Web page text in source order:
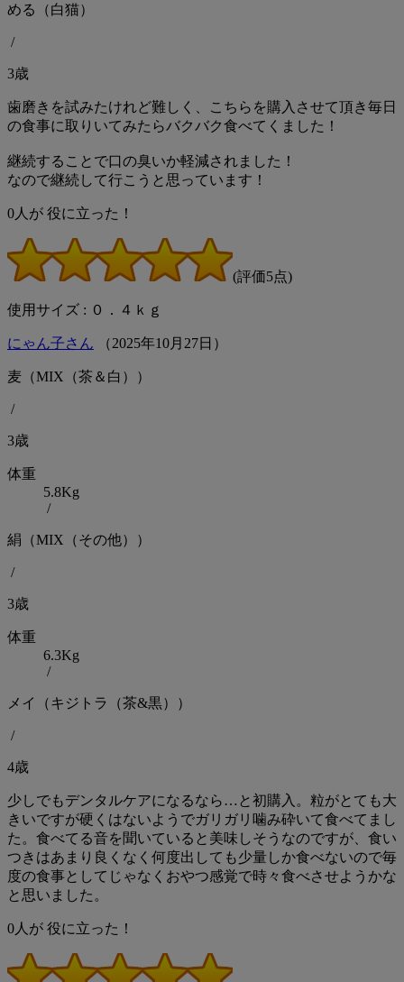
める（白猫）
/
3歳
歯磨きを試みたけれど難しく、こちらを購入させて頂き毎日
の食事に取りいてみたらバクバク食べてくました！
継続することで口の臭いか軽減されました！
なので継続して行こうと思っています！
0 人が 役に立った！
(評価5点)
使用サイズ : ０．４ｋｇ
にゃん子さん （2025年10月 27日）
麦（MIX（茶＆白））
/
3歳
体重
5.8Kg
/
絹（MIX（その他））
/
3歳
体重
6.3Kg
/
メイ（キジトラ（茶&黒））
/
4歳
少しでもデンタルケアになるなら…と初購入。粒がとても大
きいですが硬くはないようでガリガリ噛み砕いて食べてまし
た。食べてる音を聞いていると美味しそうなのですが、食い
つきはあまり良くなく何度出しても少量しか食べないので毎
度の食事としてじゃなくおやつ感覚で時々食べさせようかな
と思いました。
0 人が 役に立った！